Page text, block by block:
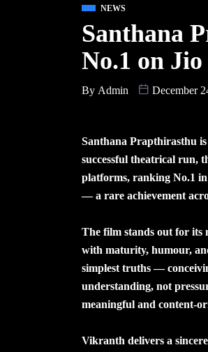
NEWS
Santhana
No.1 on
By Admin December
Santhana Prapthirasthu
successful theatrical run,
platforms, ranking No.1
— a rare achievement
The film stands out for its
with maturity, humour,
simplest truths —
understanding, not
meaningful and content-
Vikranth delivers a